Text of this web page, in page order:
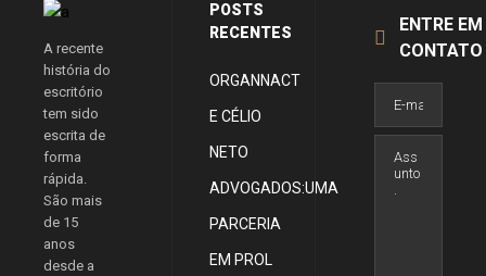
A recente
história do
escritório
tem sido
escrita de
forma
rápida.
São mais
de 15
anos
desde a
POSTS
RECENTES
ORGANNACT
E CÉLIO
NETO
ADVOGADOS:UMA
PARCERIA
EM PROL
ENTRE EM
CONTATO